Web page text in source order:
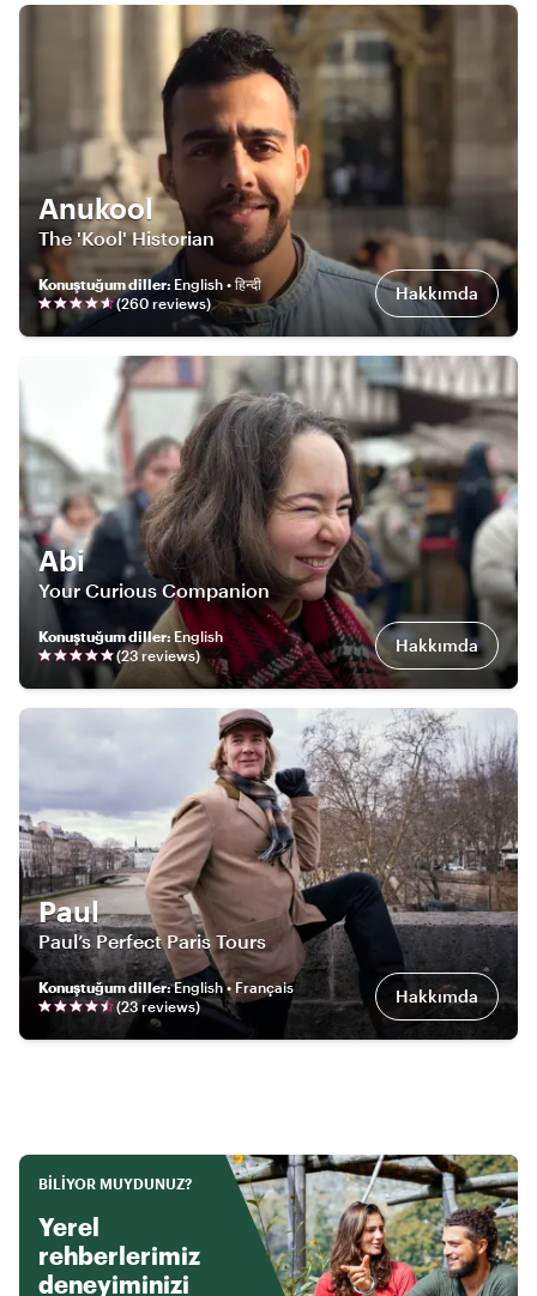
Anukool
The 'Kool' Historian
Konuştuğum diller: English • हिन्दी
(260 reviews) Hakkımda
Abi
Your Curious Companion
Konuştuğum diller:English
(23reviews) Hakkımda
Paul
Paul’s Perfect Paris Tours
Konuştuğum diller:English • Français
(23reviews) Hakkımda
BILIYOR MUYDUNUZ?
Yerel
rehberlerimiz
deneyiminizi